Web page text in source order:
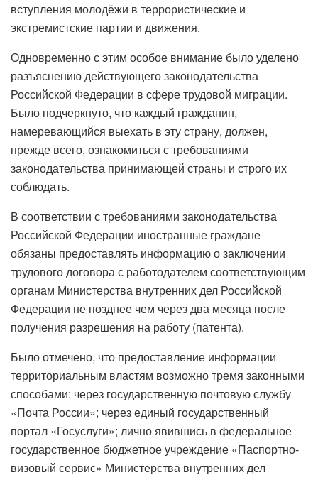
вступления молодёжи в террористические и
экстремистские партии и движения.
Одновременно с этим особое внимание было уделено
разъяснению действующего законодательства
Российской Федерации в сфере трудовой миграции.
Было подчеркнуто, что каждый гражданин,
намеревающийся выехать в эту страну, должен,
прежде всего, ознакомиться с требованиями
законодательства принимающей страны и строго их
соблюдать.
В соответствии с требованиями законодательства
Российской Федерации иностранные граждане
обязаны предоставлять информацию о заключении
трудового договора с работодателем соответствующим
органам Министерства внутренних дел Российской
Федерации не позднее чем через два месяца после
получения разрешения на работу (патента).
Было отмечено, что предоставление информации
территориальным властям возможно тремя законными
способами: через государственную почтовую службу
«Почта России»; через единый государственный
портал «Госуслуги»; лично явившись в федеральное
государственное бюджетное учреждение «Паспортно-
визовый сервис» Министерства внутренних дел